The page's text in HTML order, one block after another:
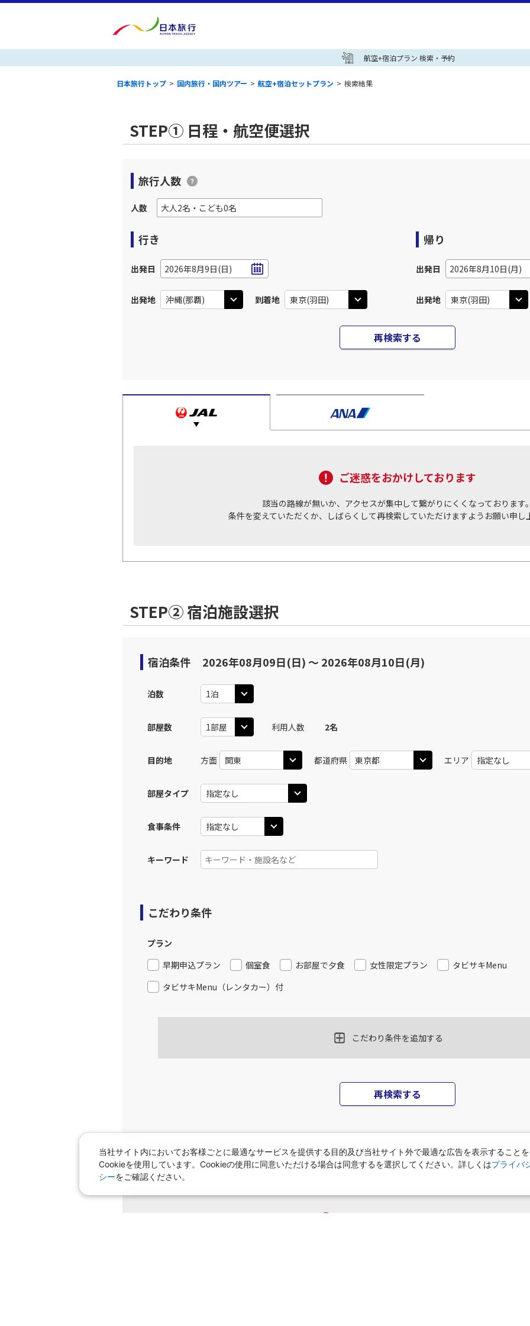
航空+宿泊プラン 検索・予約
日本旅行トップ > 国内旅行・国内ツアー > 航空+宿泊セットプラン > 検索結果
STEP① 日程・航空便選択
旅行人数
人数
行き
出発日 2026年8月9日(日)
出発地 到着地
帰り
出発日 2026年8月10日(月)
出発地
再検索する
ご迷惑をおかけしております
該当の路線が無いか、アクセスが集中して繋がりにくくなっております
条件を変えていただくか、しばらくして再検索していただけますようお願い申し
STEP② 宿泊施設選択
宿泊条件 2026年08月09日(日) 〜 2026年08月10日(月)
泊数
部屋数 利用人数 2名
目的地 方面 都道府県 エリア
部屋タイプ
食事条件
キーワード
こだわり条件
プラン
早期申込プラン
個室食 お部屋で夕食 女性限定プラン
タビサキMenu
タビサキMenu（レンタカー）付
こだわり条件を追加する
再検索する
当社サイト内においてお客様ごとに最適なサービスを提供する目的及び当社サイト外で最適な広告を表示すること
Cookieを使用しています。Cookieの使用に同意いただける場合は同意するを選択してください。詳しくはプライバ
シーをご確認ください。